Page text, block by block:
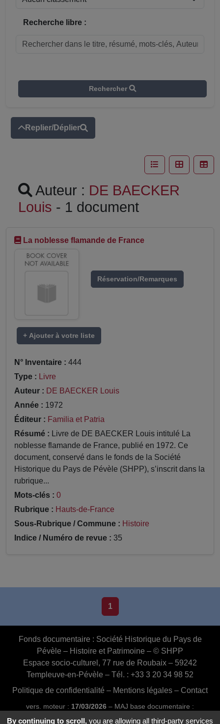
Recherche libre :
Rechercher
Replier/Déplier
Auteur : DE BAECKER
Louis - 1 document
La noblesse flamande de France
Réservation/Remarques
+ Ajouter à votre liste
N° Inventaire : 444
Type : Livre
Auteur : DE BAECKER Louis
Année : 1972
Éditeur : Familia et Patria
Résumé : Livre de DE BAECKER Louis intitulé La
noblesse flamande de France, publié en 1972. Ce
document, conservé dans le fonds de la Société
Historique du Pays de Pévèle (SHPP), s’inscrit dans la
rubrique...
Mots-clés : 0
Rubrique : Hauts-de-France
Sous-Rubrique / Commune : Histoire
Indice / Numéro de revue : 35
1
Fonds documentaire : Société Historique du Pays de
Pévèle – Histoire et Patrimoine – © SHPP
Espace socio-culturel, 77 rue de Roubaix – 59242
Templeuve-en-Pévèle – Tél. : +33 3 20 34 98 52
Politique de confidentialité – Mentions légales – Contact
vers. moteur : 17/03/2026 – MAJ base documentaire :
03/07/2026 16:46:24
By continuing to scroll, you are allowing all third-party services